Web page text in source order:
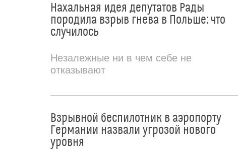
Нахальная идея депутатов Рады
породила взрыв гнева в Польше: что
случилось
Незалежные ни в чем себе не
отказывают
Взрывной беспилотник в аэропорту
Германии назвали угрозой нового
уровня